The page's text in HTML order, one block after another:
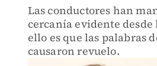
Las conductores han
cercanía evidente desde
ello es que las palabras
causaron revuelo.